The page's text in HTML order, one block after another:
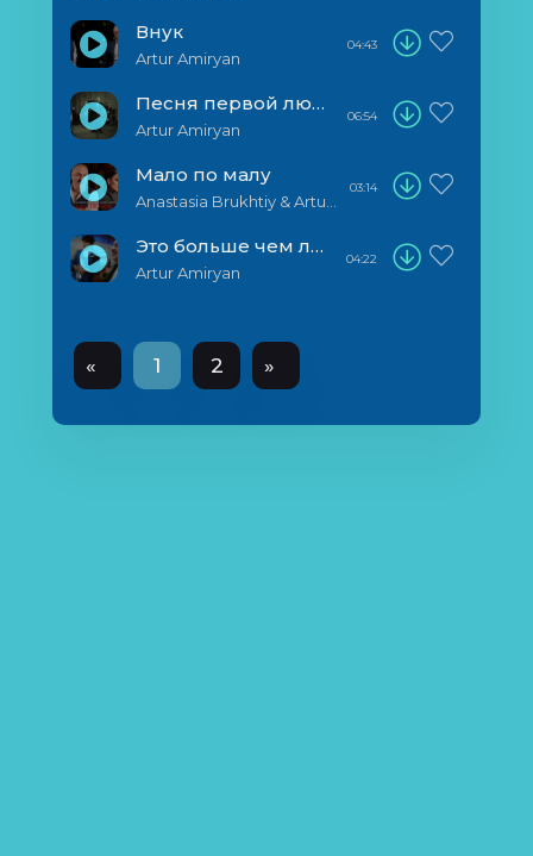
Внук
Artur Amiryan
04:43
Песня первой любви / Yerevani Sirun Aghjik
Artur Amiryan
06:54
Мало по малу
03:14
Это больше чем любовь
Artur Amiryan
04:22
« 1 2 »